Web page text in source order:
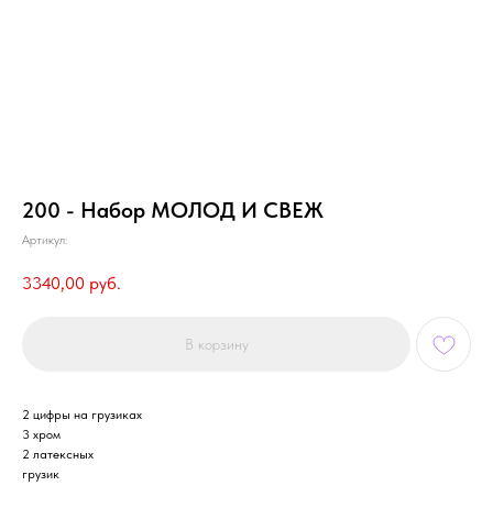
200 - Набор МОЛОД И СВЕЖ
Артикул:
3340,00 руб.
В корзину
2 цифры на грузиках
3 хром
2 латексных
грузик